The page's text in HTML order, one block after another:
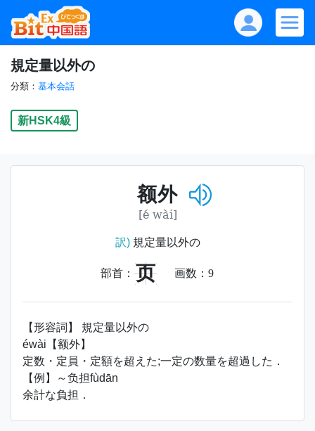
規定量以外の
分類： 基本会話
新HSK4級
额外
[é wài]
訳)規定量以外の
部首： 页 画数： 9
【形容詞】 規定量以外の
éwài【额外】
定数・定員・定額を超えた;一定の数量を超過した．
【例】～负担fùdān
余計な負担．